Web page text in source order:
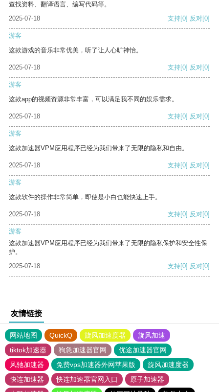
查找资料、翻译语言、编写代码等。
2025-07-18
支持[0] 反对[0]
游客
这款游戏的音乐非常优美，听了让人心旷神怡。
2025-07-18 支持[0] 反对[0]
游客
这款app的视频资源非常丰富，可以满足我不同的娱乐需求。
2025-07-18 支持[0] 反对[0]
游客
这款加速器VPM应用程序已经为我们带来了无限的隐私和自由。
2025-07-18 支持[0] 反对[0]
游客
这款软件的操作非常简单，即使是小白也能快速上手。
2025-07-18 支持[0] 反对[0]
游客
这款加速器VPM应用程序已经为我们带来了无限的隐私保护和安全性保
护。
2025-07-18
支持[0] 反对[0]
友情链接
网站地图 QuickQ 旋风加速度器
旋风加速
tiktok加速器
狗急加速器官网
优途加速器官网
风驰加速器
免费vps加速器外网苹果版
旋风加速度器
快连加速器
快连加速器官网入口
原子加速器